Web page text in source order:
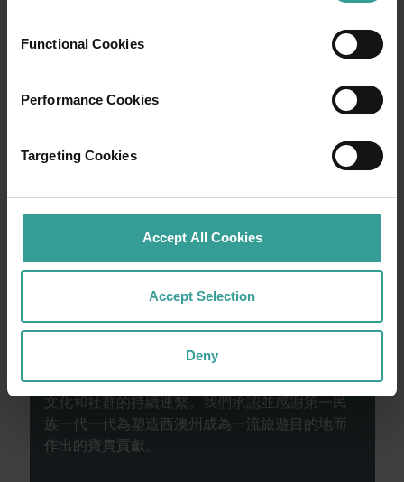
Functional Cookies
Performance Cookies
Targeting Cookies
Accept All Cookies
Accept Selection
Deny
在橫跨西澳州迷人風景的史詩級歷奇中，盡享
的首都，同時亦是繁華熱鬧的文化樞紐。這裡
的自然景點和富有想像力的餐飲地點為您寫下
西澳州旅遊局承認原住民為西澳州傳統監護人，
並向過往及現在的長老致敬。我們讚揚西澳洲州
原住民的多元化，並承認和尊重他們與Country、
文化和社群的持續連繫。我們承認並感謝第一民
族一代一代為塑造西澳州成為一流旅遊目的地而
作出的寶貴貢獻。